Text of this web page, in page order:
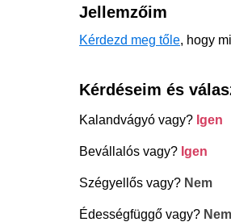
Jellemzőim
Kérdezd meg tőle, hogy
Kérdéseim és
Kalandvágyó vagy? Igen
Bevállalós vagy? Igen
Szégyellős vagy? Nem
Édességfüggő vagy? Nem